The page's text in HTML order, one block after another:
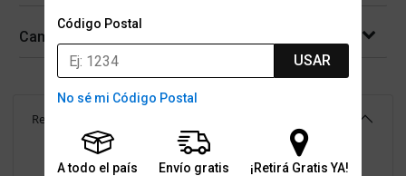
Código Postal
USAR
No sé mi Código Postal
A todo el país Envío gratis ¡Retirá Gratis YA!
Cambios y devoluciones
Reseñas
Resumen de valoraciones